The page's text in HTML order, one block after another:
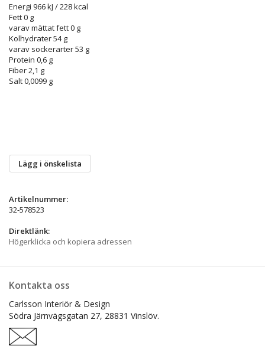
Energi 966 kJ / 228 kcal
Fett0 g
varav mättat fett0 g
Kolhydrater54 g
varav sockerarter53 g
Protein 0,6 g
Fiber2,1 g
Salt0,0099 g
Lägg i önskelista
Artikelnummer:
32-578523
Direktlänk:
Högerklicka och kopiera adressen
Kontakta oss
Carlsson Interiör & Design
Södra Järnvägsgatan 27, 28831 Vinslöv.